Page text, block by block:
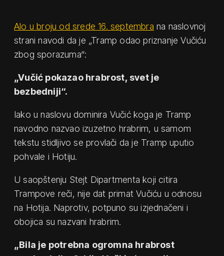
Alo u broju od srede 16. septembra na naslovnoj
strani navodi da je „Tramp odao priznanje Vučiću
zbog sporazuma“:
„Vučić pokazao hrabrost, svet je
bezbedniji“.
Iako u naslovu dominira Vučić koga je Tramp
navodno nazvao izuzetno hrabrim, u samom
tekstu stidljivo se provlači da je Tramp uputio
pohvale i Hotiju.
U saopštenju Stejt Dipartmenta koji citira
Trampove reči, nije dat primat Vučiću u odnosu
na Hotija. Naprotiv, potpuno su izjednačeni i
obojica su nazvani hrabrim.
„Bila je potrebna ogromna hrabrost